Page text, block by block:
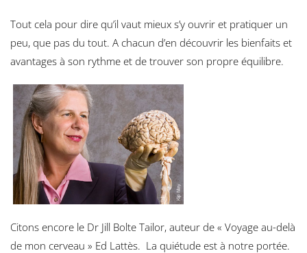
Tout cela pour dire qu’il vaut mieux s’y ouvrir et pratiquer un
peu, que pas du tout. A chacun d’en découvrir les bienfaits et
avantages à son rythme et de trouver son propre équilibre.
Citons encore le Dr Jill Bolte Tailor, auteur de « Voyage au-delà
de mon cerveau » Ed Lattès. La quiétude est à notre portée.